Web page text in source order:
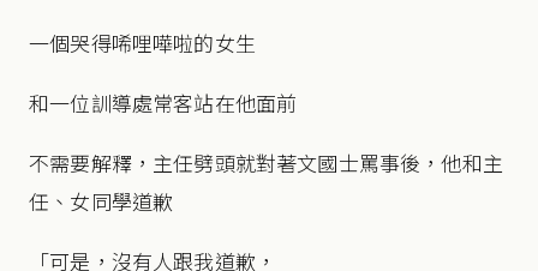
一個哭得唏哩嘩啦的女生
和一位訓導處常客站在他面前
不需要解釋，主任劈頭就對著文國士罵事後，他和主
任、女同學道歉
「可是，沒有人跟我道歉，